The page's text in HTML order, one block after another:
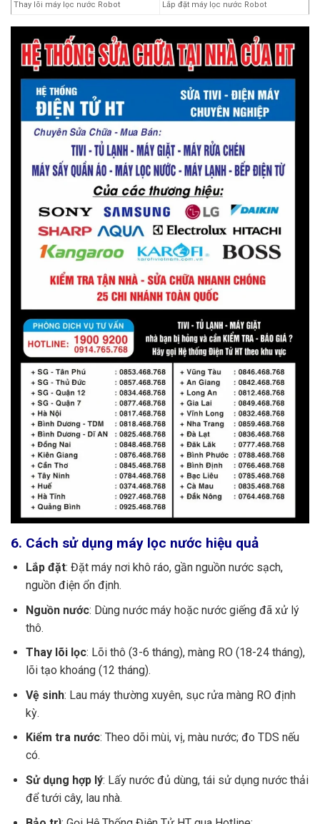
Thay lõi máy lọc nước Robot Lắp đặt máy lọc nước Robot
6. Cách sử dụng máy lọc nước hiệu quả
Lắp đặt: Đặt máy nơi khô ráo, gần nguồn nước sạch,
nguồn điện ổn định.
Nguồn nước: Dùng nước máy hoặc nước giếng đã xử lý
thô.
Thay lõi lọc: Lõi thô (3-6 tháng), màng RO (18-24 tháng),
lõi tạo khoáng (12 tháng).
Vệ sinh: Lau máy thường xuyên, sục rửa màng RO định
kỳ.
Kiểm tra nước: Theo dõi mùi, vị, màu nước; đo TDS nếu
có.
Sử dụng hợp lý: Lấy nước đủ dùng, tái sử dụng nước thải
để tưới cây, lau nhà.